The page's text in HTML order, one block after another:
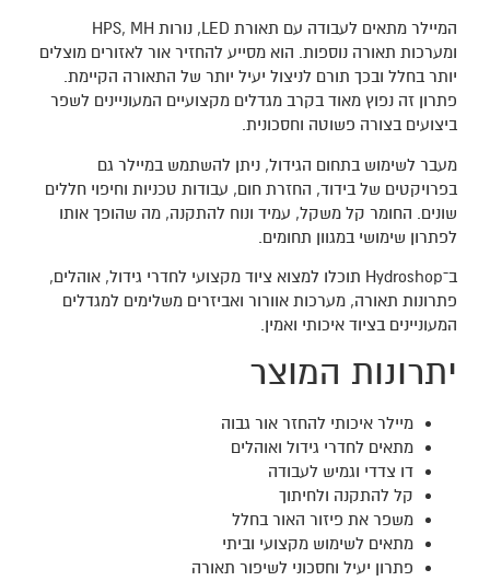
המיילר מתאים לעבודה עם תאורת LED, נורות HPS, MH
ומערכות תאורה נוספות. הוא מסייע להחזיר אור לאזורים מוצלים
יותר בחלל ובכך תורם לניצול יעיל יותר של התאורה הקיימת.
פתרון זה נפוץ מאוד בקרב מגדלים מקצועיים המעוניינים לשפר
ביצועים בצורה פשוטה וחסכונית.
מעבר לשימוש בתחום הגידול, ניתן להשתמש במיילר גם
בפרויקטים של בידוד, החזרת חום, עבודות טכניות וחיפוי חללים
שונים. החומר קל משקל, עמיד ונוח להתקנה, מה שהופך אותו
לפתרון שימושי במגוון תחומים.
ב־Hydroshop תוכלו למצוא ציוד מקצועי לחדרי גידול, אוהלים,
פתרונות תאורה, מערכות אוורור ואביזרים משלימים למגדלים
המעוניינים בציוד איכותי ואמין.
יתרונות המוצר
מיילר איכותי להחזר אור גבוה
מתאים לחדרי גידול ואוהלים
דו צדדי וגמיש לעבודה
קל להתקנה ולחיתוך
משפר את פיזור האור בחלל
מתאים לשימוש מקצועי וביתי
פתרון יעיל וחסכוני לשיפור תאורה